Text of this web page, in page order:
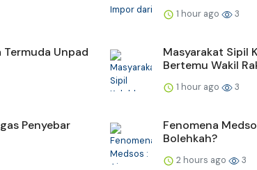
1 hour ago 3
Unpad
Masyarakat Sipil
Bertemu Wakil
1 hour ago 3
Penyebar
Fenomena
Bolehkah?
2 hours ago 3